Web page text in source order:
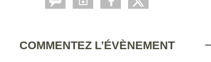
COMMENTEZ L’ÉVÈNEMENT